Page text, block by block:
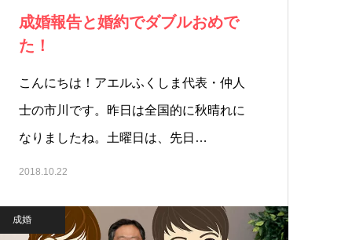
成婚報告と婚約でダブルおめで
た！
こんにちは！アエルふくしま代表・仲人
士の市川です。昨日は全国的に秋晴れに
なりましたね。土曜日は、先日…
2018.10.22
成婚